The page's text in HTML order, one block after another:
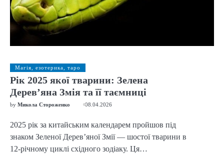
Магія, езотерика, таро
Рік 2025 якої тварини: Зелена
Дерев’яна Змія та її таємниці
by Микола Стороженко 08.04.2026
2025 рік за китайським календарем пройшов під
знаком Зеленої Дерев’яної Змії — шостої тварини в
12-річному циклі східного зодіаку. Ця…